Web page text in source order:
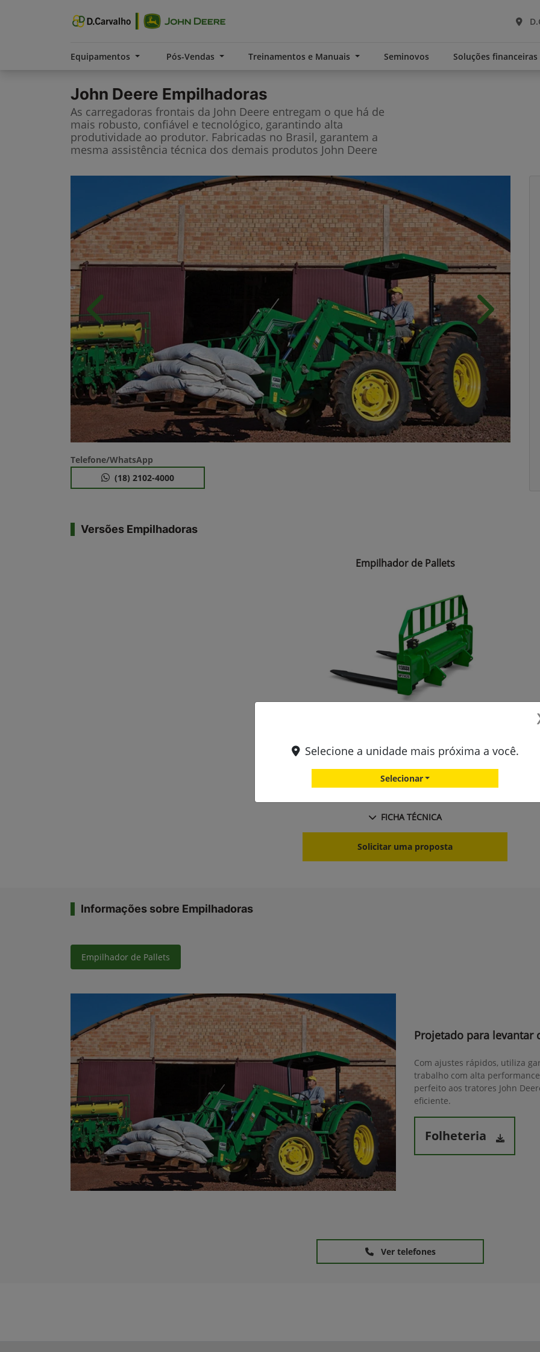
Equipamentos Pós-Vendas Treinamentos e Manuais Seminovos Soluções financeiras
John Deere Empilhadoras
As carregadoras frontais da John Deere entregam o que há de
mais robusto, confiável e tecnológico, garantindo alta
produtividade ao produtor. Fabricadas no Brasil, garantem a
mesma assistência técnica dos demais produtos John Deere
Anterior Próximo
Telefone/WhatsApp
(18) 2102-4000
Versões Empilhadoras
Empilhador de Pallets
Ótima visibilidade;
Mais praticidade e segurança nas operações;
FICHA TÉCNICA
Solicitar uma proposta
Informações sobre Empilhadoras
Empilhador de Pallets
Projetado para levantar
Com ajustes rápidos, utiliza
trabalho com alta
perfeito aos tratores John
eficiente.
Folheteria
Ver telefones
Selecione a unidade mais próxima a você.
Selecionar